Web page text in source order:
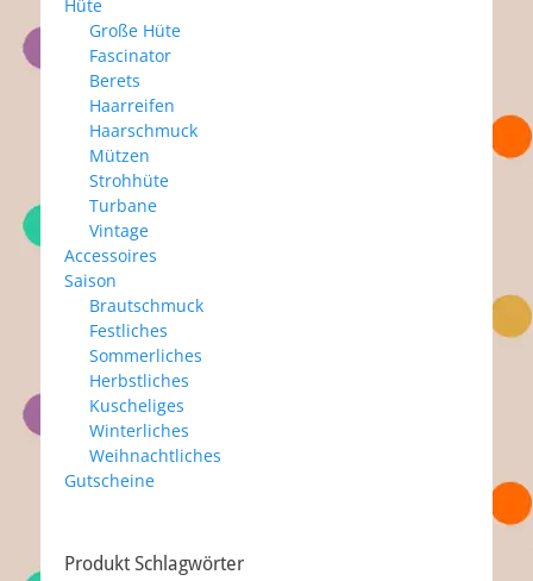
Hüte
Große Hüte
Fascinator
Berets
Haarreifen
Haarschmuck
Mützen
Strohhüte
Turbane
Vintage
Accessoires
Saison
Brautschmuck
Festliches
Sommerliches
Herbstliches
Kuscheliges
Winterliches
Weihnachtliches
Gutscheine
Produkt Schlagwörter